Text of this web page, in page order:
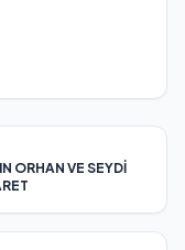
ORHAN VE SEYDİ